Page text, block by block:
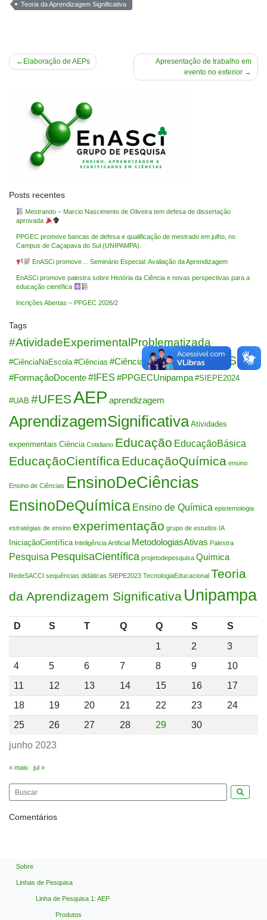
Teoria da Aprendizagem Significativa
Navegação
Elaboração de AEPs
Apresentação de trabalho em
evento no exterior
Posts recentes
Mestrando – Marcio Nascimento de Oliveira tem defesa de dissertação
aprovada
PPGEC promove bancas de defesa e qualificação de mestrado em julho, no
Campus de Caçapava do Sul (UNIPAMPA).
EnASCi promove… Seminário Especial: Avaliação da Aprendizagem
EnASCi promove palestra sobre História da Ciência e novas perspectivas para a
educação científica
Incrições Abertas – PPGEC 2026/2
Tags
#AtividadeExperimentalProblematizada
#CiênciaNaEscola #Ciências #CiênciasDaNatureza#EnASCi
#FormaçãoDocente#IFES #PPGECUnipampa #SIEPE2024
#UAB #UFES AEP aprendizagem
AprendizagemSignificativa Atividades
experimentais Ciência Cotidiano Educação EducaçãoBásica
EducaçãoCientíficaEducaçãoQuímica ensino
Ensino de Ciências EnsinoDeCiências
EnsinoDeQuímica Ensino de Química epistemologia
estratégias de ensino experimentação grupo de estudos IA
IniciaçãoCientífica Inteligência Artificial MetodologiasAtivas Palestra
Pesquisa PesquisaCientífica projetodepesquisa Química
RedeSACCI sequências didáticas SIEPE2023 TecnologiaEducacional Teoria
da Aprendizagem Significativa Unipampa
junho 2023
D S T Q Q S
S
1
2
3
4
5 6 7 8 9
10
11
12 13 14 15 16
17
18
19 20 21 22 23
24
25
26 27 28 29 30
« maio jul »
Comentários
Sobre
Linhas de Pesquisa
Linha de Pesquisa 1: AEP
Produtos